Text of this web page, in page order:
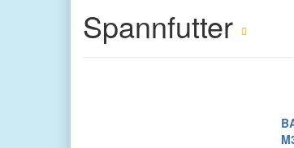
Spannfutter